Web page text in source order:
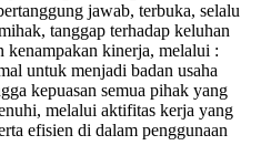
jawab, terbuka, selalu
tanggap terhadap keluhan
kenampakan kinerja, melalui :
untuk menjadi badan usaha
kepuasan semua pihak yang
melalui aktifitas kerja yang
efisien di dalam penggunaan